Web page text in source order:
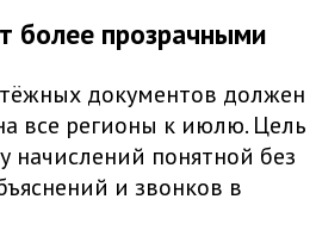
более прозрачными
документов должен
все регионы к июлю. Цель
начислений понятной без
и звонков в